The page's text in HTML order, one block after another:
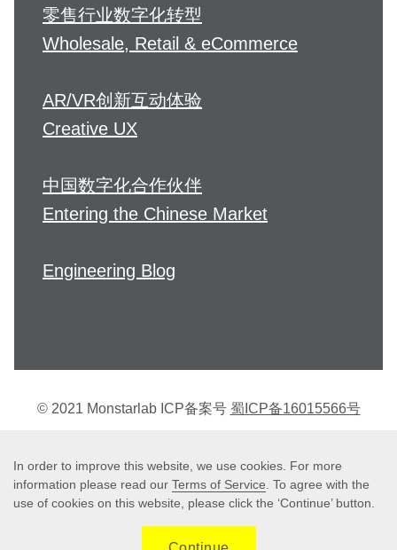
零售行业数字化转型
Wholesale, Retail & eCommerce
AR/VR创新互动体验
Creative UX
中国数字化合作伙伴
Entering the Chinese Market
Engineering Blog
© 2021 Monstarlab ICP备案号 蜀ICP备16015566号
个人信息保护方针
Terms of Service
In order to improve this website, we use cookies. For more
information please read our Terms of Service . To agree with the
use of cookies on this website, please click the ‘Continue’ button.